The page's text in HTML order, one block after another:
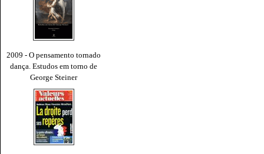
2009 - O pensamento tornado
dança. Estudos em torno de
George Steiner